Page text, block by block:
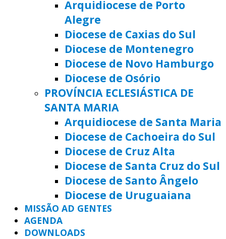
Arquidiocese de Porto
Alegre
Diocese de Caxias do Sul
Diocese de Montenegro
Diocese de Novo Hamburgo
Diocese de Osório
PROVÍNCIA ECLESIÁSTICA DE
SANTA MARIA
Arquidiocese de Santa Maria
Diocese de Cachoeira do Sul
Diocese de Cruz Alta
Diocese de Santa Cruz do Sul
Diocese de Santo Ângelo
Diocese de Uruguaiana
MISSÃO AD GENTES
AGENDA
DOWNLOADS